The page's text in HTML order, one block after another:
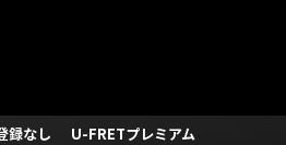
録なし U-FRETプレミアム